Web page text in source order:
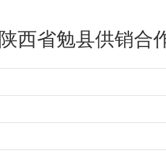
陕西省勉县供销合